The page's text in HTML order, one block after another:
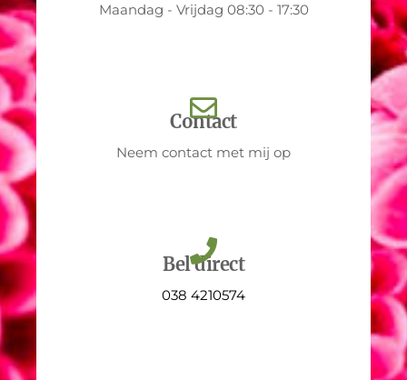
Maandag - Vrijdag 08:30 - 17:30
Contact
Neem contact met mij op
Bel direct
038 4210574